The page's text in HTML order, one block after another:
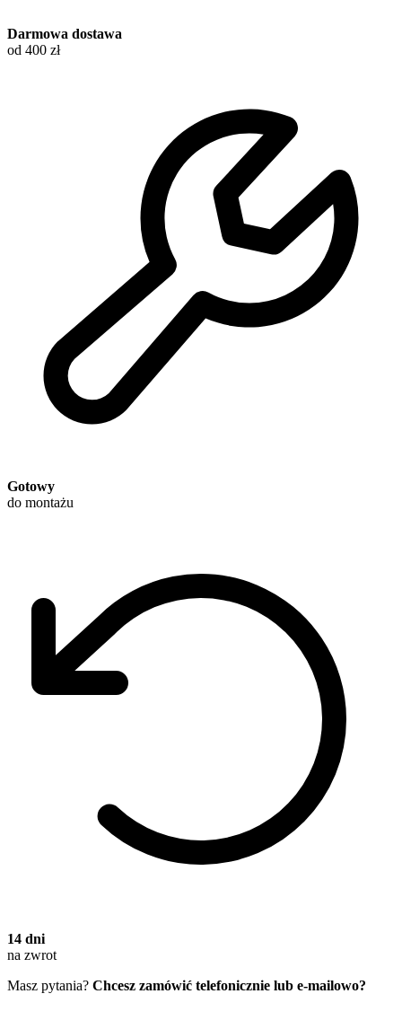
Darmowa dostawa
od 400 zł
Gotowy
do montażu
14 dni
na zwrot
Masz pytania? Chcesz zamówić telefonicznie lub e-mailowo?